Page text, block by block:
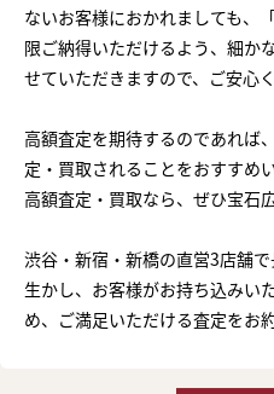
ないお客様におかれましても、
限ご納得いただけるよう、細か
せていただきますので、ご安心
高額査定を期待するのであれば
定・買取されることをおすすめ
高額査定・買取なら、ぜひ宝石
渋谷・新宿・新橋の直営3店舗
生かし、お客様がお持ち込みい
め、ご満足いただける査定をお